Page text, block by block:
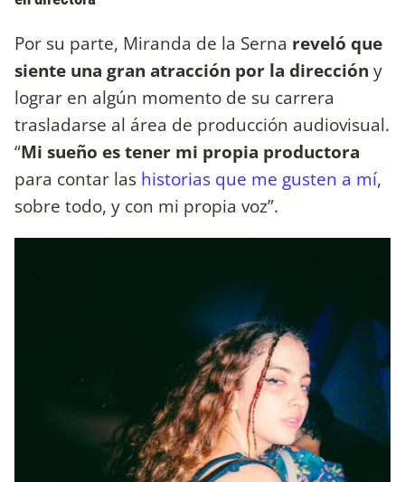
Por su parte, Miranda de la Serna reveló que
siente una gran atracción por la dirección y
lograr en algún momento de su carrera
trasladarse al área de producción audiovisual.
“Mi sueño es tener mi propia productora
para contar las historias que me gusten a mí,
sobre todo, y con mi propia voz”.